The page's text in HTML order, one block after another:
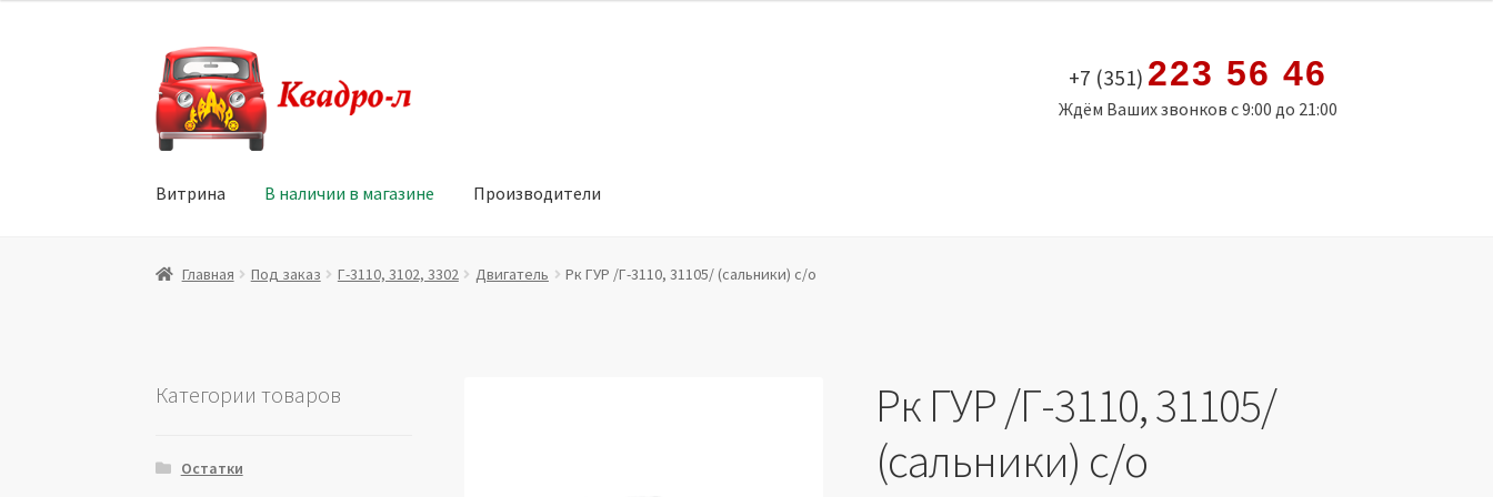
Перейти
к
навигации
Перейти
к
содержимому
+7 (351) 223 56 46
Ждём Ваших звонков с 9:00 до 21:00
Витрина В наличии в магазине Производители
Главная Витрина Мой аккаунтПолитика в отношении обработки персональных данных
Главная Под заказ Г-3110, 3102, 3302 Двигатель Рк ГУР /Г-3110, 31105/ (сальники) с/о
Рк ГУР /Г-3110, 31105/
(сальники) с/о
Категории товаров
Остатки